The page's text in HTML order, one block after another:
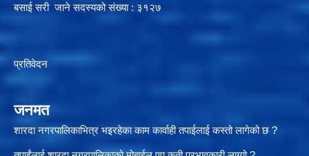
बसाई सरी जाने सदस्यको संख्या : ३१२७
प्रतिवेदन
जनमत
शारदा नगरपालिकाभित्र भइरहेका काम कार्वाही तपाईलाई कस्तो लागेको छ ?